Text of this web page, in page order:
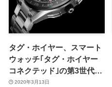
タグ・ホイヤー、スマート
ウォッチ｢タグ・ホイヤー
コネクテッド｣の第3世代モ
デルを発表 − 心拍数センサ
2020年3月13日